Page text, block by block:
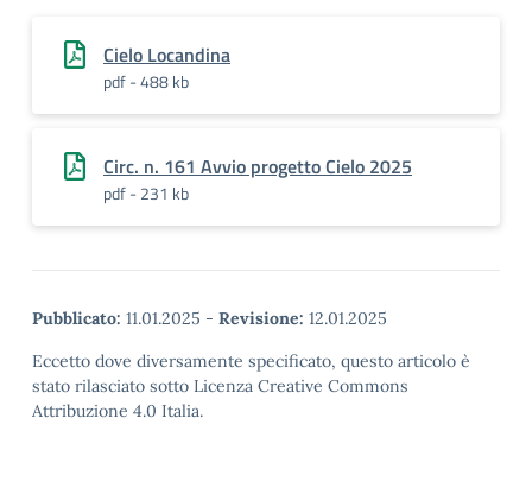
Cielo Locandina
pdf - 488 kb
Circ. n. 161 Avvio progetto Cielo 2025
pdf - 231 kb
Pubblicato: 11.01.2025 - Revisione: 12.01.2025
Eccetto dove diversamente specificato, questo articolo è
stato rilasciato sotto Licenza Creative Commons
Attribuzione 4.0 Italia.